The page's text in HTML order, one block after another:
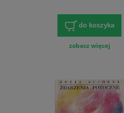
do koszyka
zobacz więcej